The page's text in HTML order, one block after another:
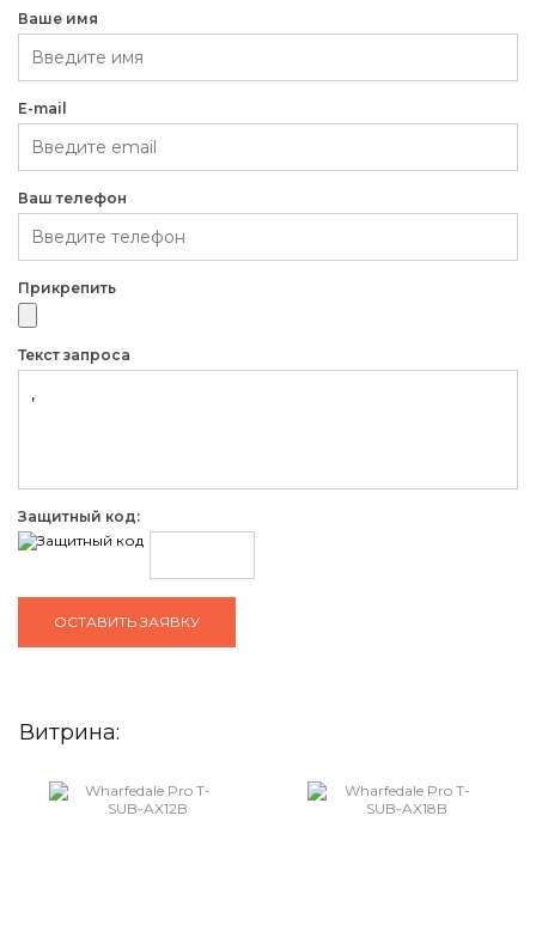
Ваше имя
E-mail
Ваш телефон
Прикрепить
Текст запроса
Защитный код:
Витрина: